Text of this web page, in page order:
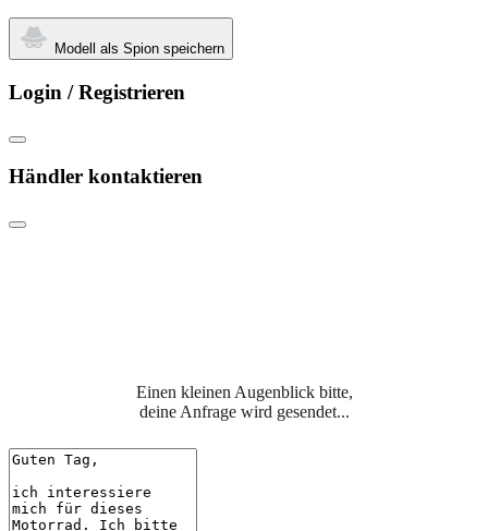
Modell als Spion speichern
Login / Registrieren
Händler kontaktieren
Einen kleinen Augenblick bitte,
deine Anfrage wird gesendet...